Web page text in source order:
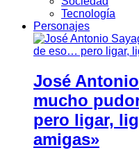
Tecnología
Personajes
José
mucho
pero ligar,
amigas»